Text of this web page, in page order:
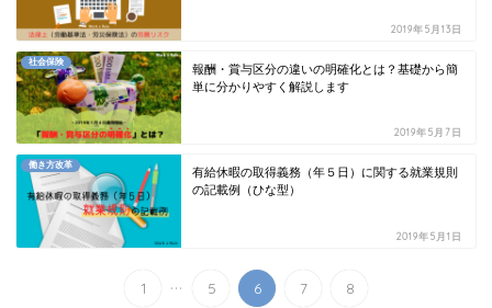
2019年5月13日
社会保険
報酬・賞与区分の違いの明確化とは？基礎から簡
単に分かりやすく解説します
2019年5月7日
働き方改革
有給休暇の取得義務（年５日）に関する就業規則
の記載例（ひな型）
2019年5月1日
1 ... 5 6 7 8